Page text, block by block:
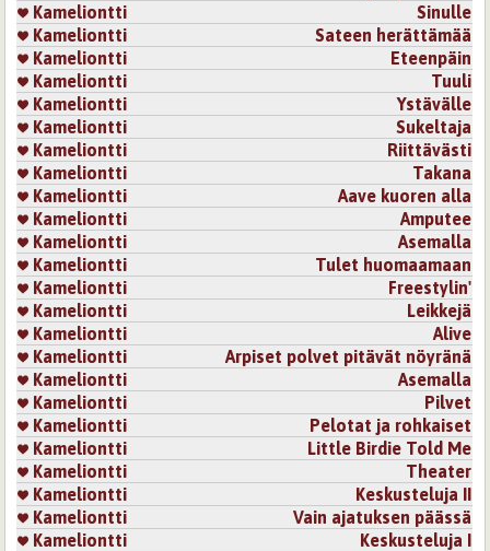
Kameliontti
Sinulle
Kameliontti
Sateen herättämää
Kameliontti
Eteenpäin
Kameliontti
Tuuli
Kameliontti
Ystävälle
Kameliontti
Sukeltaja
Kameliontti
Riittävästi
Kameliontti
Takana
Kameliontti
Aave kuoren alla
Kameliontti
Amputee
Kameliontti
Asemalla
Kameliontti
Tulet huomaamaan
Kameliontti
Freestylin'
Kameliontti
Leikkejä
Kameliontti
Alive
Kameliontti
Arpiset polvet pitävät nöyränä
Kameliontti
Asemalla
Kameliontti
Pilvet
Kameliontti
Pelotat ja rohkaiset
Kameliontti
Little Birdie Told Me
Kameliontti
Theater
Kameliontti
Keskusteluja II
Kameliontti
Vain ajatuksen päässä
Kameliontti
Keskusteluja I